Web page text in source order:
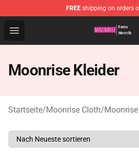
FREE shipping on orders
Open menu
Moonrise Store - Official
Moonrise Kleider
Startseite/Moonrise Cloth/